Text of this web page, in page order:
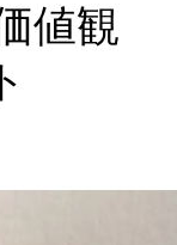
値観